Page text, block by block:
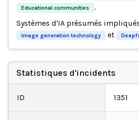
Educational communities
.
Systèmes d'IA présumés
Image generation technology et
Statistiques d'incidents
ID 1351